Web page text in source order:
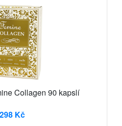
Collagen 90 kapslí
298 Kč